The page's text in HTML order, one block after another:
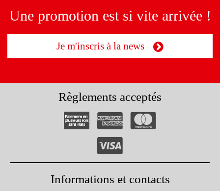
Une promotion est si vite arrivée !
Je m'inscris à la news
Règlements acceptés
Informations et contacts